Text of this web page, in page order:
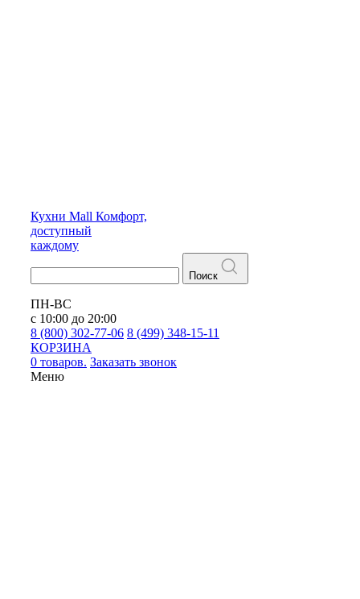
Кухни Mall Комфорт,
доступный
каждому
Поиск
ПН-ВС
с 10:00 до 20:00
8 (800) 302-77-06 8 (499) 348-15-11
КОРЗИНА
0 товаров. Заказать звонок
Меню